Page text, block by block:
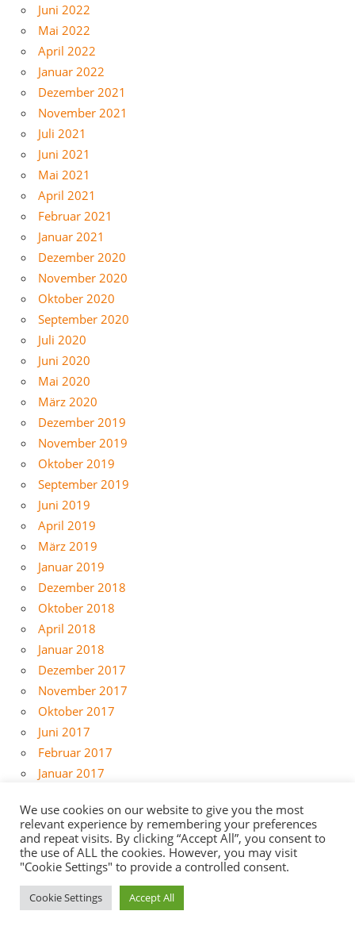
Juni 2022
Mai 2022
April 2022
Januar 2022
Dezember 2021
November 2021
Juli 2021
Juni 2021
Mai 2021
April 2021
Februar 2021
Januar 2021
Dezember 2020
November 2020
Oktober 2020
September 2020
Juli 2020
Juni 2020
Mai 2020
März 2020
Dezember 2019
November 2019
Oktober 2019
September 2019
Juni 2019
April 2019
März 2019
Januar 2019
Dezember 2018
Oktober 2018
April 2018
Januar 2018
Dezember 2017
November 2017
Oktober 2017
Juni 2017
Februar 2017
Januar 2017
November 2016
September 2016
Juni 2016
Mai 2016
April 2016
We use cookies on our website to give you the most
relevant experience by remembering your preferences
and repeat visits. By clicking “Accept All”, you consent to
the use of ALL the cookies. However, you may visit
"Cookie Settings" to provide a controlled consent.
Cookie Settings Accept All